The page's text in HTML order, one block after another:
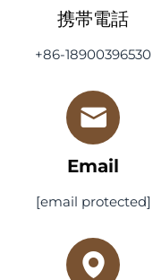
携帯電話
+86-18900396530
Email
[email protected]